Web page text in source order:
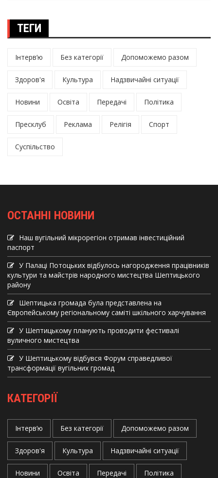
ТЕГИ
Інтерв’ю Без категорії Допоможемо разом
Здоров'я Культура Надзвичайні ситуації
Новини Освіта Передачі Політика
Пресклуб Реклама Релігія Спорт
Суспільство
ОСТАННІ НОВИНИ
Наш вугільний мікрорегіон отримав інвеcтиційний
паспорт
У Палаці Потоцьких відбулось нагородження працівників
культури та майстрів народного мистецтва Шептицького
району
Шептицька громада була представлена на
Європейському регіональному саміті шкільного харчування
У Шептицькому планують проводити фестивалі
вуличного мистецтва
У Шептицькому відбувся Форум справедливої
трансформації вугільних громад
КАТЕГОРІЇ
Інтерв’ю Без категорії Допоможемо разом
Здоров'я Культура Надзвичайні ситуації
Новини Освіта Передачі Політика